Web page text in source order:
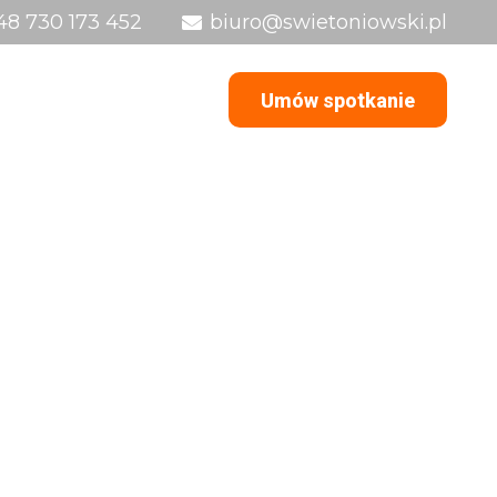
730 173 452 biuro@swietoniowski.pl
Umów spotkanie